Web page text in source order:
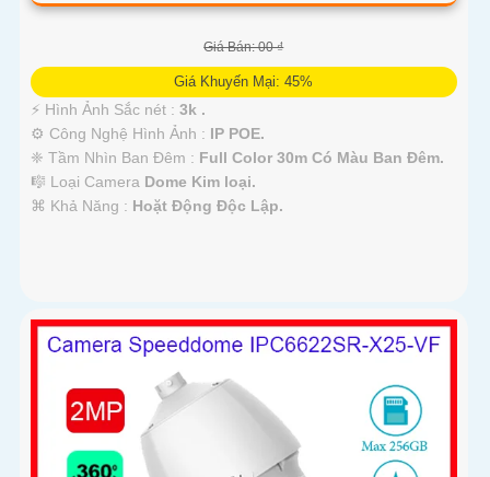
Giá Bán: 00 ₫
Giá Khuyến Mại: 45%
️⚡ Hình Ảnh Sắc nét : 3k .
⚙ Công Nghệ Hình Ảnh : IP POE.
❈ Tầm Nhìn Ban Đêm : Full Color 30m Có Màu Ban Ðêm.
🎼️ Loại Camera Dome Kim loại.
️⌘ Khả Năng : Hoặt Động Độc Lập.